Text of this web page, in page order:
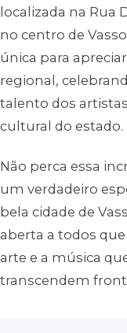
localizada na Rua
no centro de
única para
regional,
talento dos
cultural do estado.
Não perca essa
um verdadeiro
bela cidade de
aberta a todos
arte e a música
transcendem